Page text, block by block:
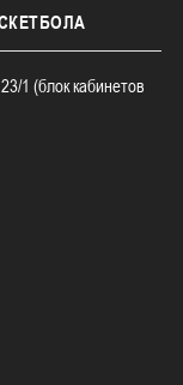
1 (блок кабинетов